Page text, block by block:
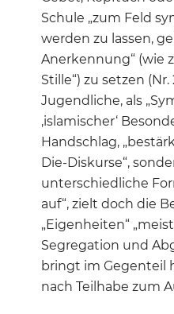
Schule „zum Feld
werden zu lassen,
Anerkennung“ (wie
Stille“) zu setzen
Jugendliche, als
‚islamischer‘
Handschlag,
Die-Diskurse“,
unterschiedliche
auf“, zielt doch die
„Eigenheiten“
Segregation und
bringt im Gegenteil
nach Teilhabe zum